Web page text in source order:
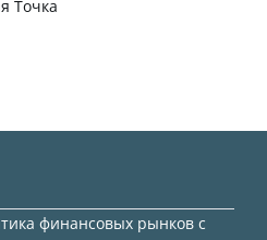
Точка
финансовых рынков с